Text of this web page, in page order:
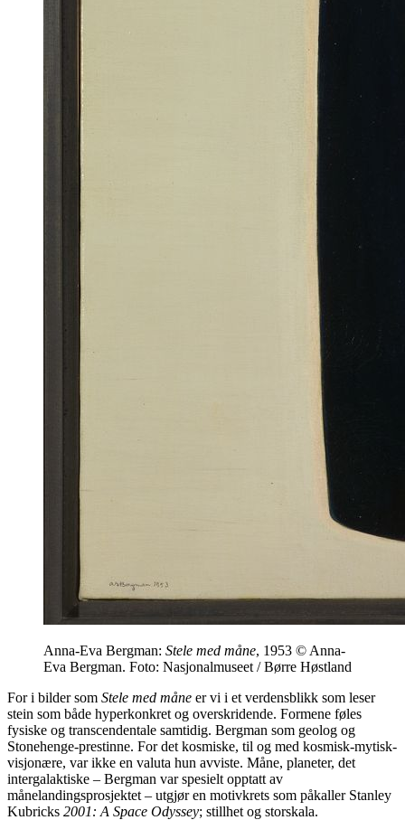
Anna-Eva Bergman: Stele med måne, 1953 © Anna-
Eva Bergman. Foto: Nasjonalmuseet / Børre Høstland
For i bilder som Stele med måne er vi i et verdensblikk som leser
stein som både hyperkonkret og overskridende. Formene føles
fysiske og transcendentale samtidig. Bergman som geolog og
Stonehenge-prestinne. For det kosmiske, til og med kosmisk-mytisk-
visjonære, var ikke en valuta hun avviste. Måne, planeter, det
intergalaktiske – Bergman var spesielt opptatt av
månelandingsprosjektet – utgjør en motivkrets som påkaller Stanley
Kubricks 2001: A Space Odyssey; stillhet og storskala.